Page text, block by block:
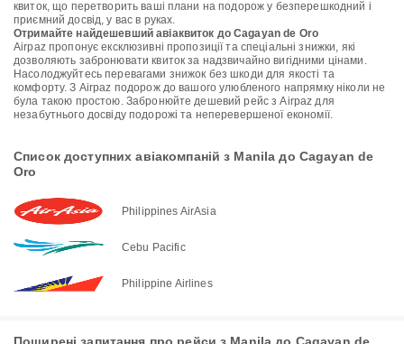
квиток, що перетворить ваші плани на подорож у безперешкодний і
приємний досвід, у вас в руках.
Отримайте найдешевший авіаквиток до Cagayan de Oro
Airpaz пропонує ексклюзивні пропозиції та спеціальні знижки, які
дозволяють забронювати квиток за надзвичайно вигідними цінами.
Насолоджуйтесь перевагами знижок без шкоди для якості та
комфорту. З Airpaz подорож до вашого улюбленого напрямку ніколи не
була такою простою. Забронюйте дешевий рейс з Airpaz для
незабутнього досвіду подорожі та неперевершеної економії.
Список доступних авіакомпаній з Manila до Cagayan de
Oro
Philippines AirAsia
Cebu Pacific
Philippine Airlines